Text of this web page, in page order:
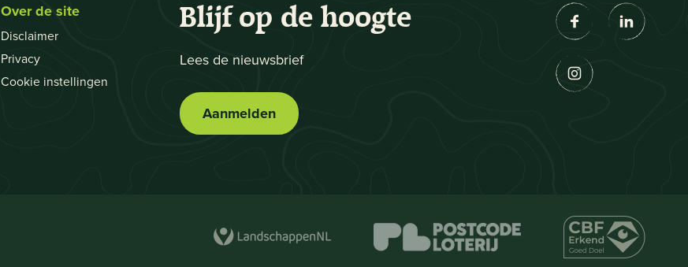
Over de site
Disclaimer
Privacy
Cookie instellingen
Blijf op de hoogte
Lees de nieuwsbrief
Aanmelden